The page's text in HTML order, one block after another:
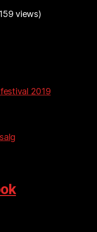
views)
2019